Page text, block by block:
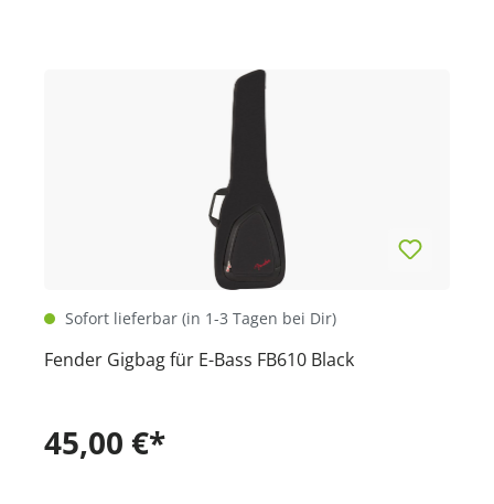
Sofort lieferbar (in 1-3 Tagen bei Dir)
Fender Gigbag für E-Bass FB610 Black
45,00 €*